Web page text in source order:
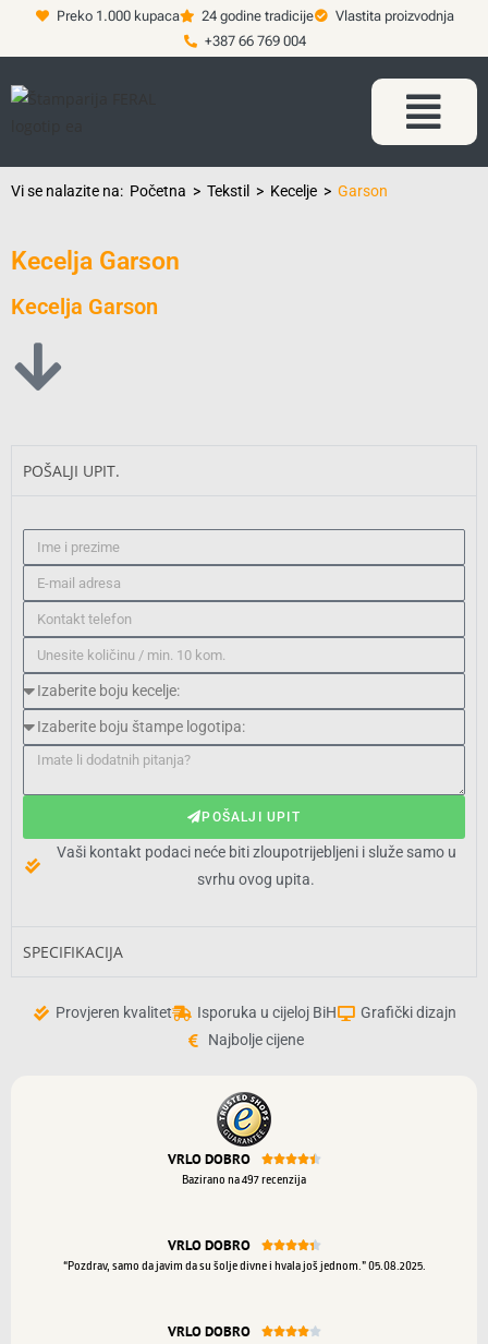
Preko 1.000 kupaca 24 godine tradicije
Vlastita proizvodnja
+387 66 769 004
Vi se nalazite na: Početna > Tekstil > Kecelje > Garson
Kecelja Garson
Kecelja Garson
POŠALJI UPIT.
POŠALJI UPIT
Vaši kontakt podaci neće biti zloupotrijebljeni i služe samo u
svrhu ovog upita.
SPECIFIKACIJA
Provjeren kvalitet Isporuka u cijeloj BiH
Grafički dizajn
Najbolje cijene
VRLO DOBRO 
Bazirano na 497 recenzija
VRLO DOBRO 
“Pozdrav, samo da javim da su šolje divne i hvala još jednom.” 05.08.2025.
VRLO DOBRO 